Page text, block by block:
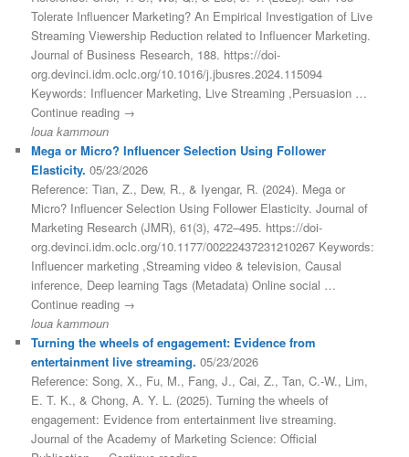
Tolerate Influencer Marketing? An Empirical Investigation of Live
Streaming Viewership Reduction related to Influencer Marketing.
Journal of Business Research, 188. https://doi-
org.devinci.idm.oclc.org/10.1016/j.jbusres.2024.115094
Keywords: Influencer Marketing, Live Streaming ,Persuasion …
Continue reading →
loua kammoun
Mega or Micro? Influencer Selection Using Follower
Elasticity. 05/23/2026
Reference: Tian, Z., Dew, R., & Iyengar, R. (2024). Mega or
Micro? Influencer Selection Using Follower Elasticity. Journal of
Marketing Research (JMR), 61(3), 472–495. https://doi-
org.devinci.idm.oclc.org/10.1177/00222437231210267 Keywords:
Influencer marketing ,Streaming video & television, Causal
inference, Deep learning Tags (Metadata) Online social …
Continue reading →
loua kammoun
Turning the wheels of engagement: Evidence from
entertainment live streaming. 05/23/2026
Reference: Song, X., Fu, M., Fang, J., Cai, Z., Tan, C.-W., Lim,
E. T. K., & Chong, A. Y. L. (2025). Turning the wheels of
engagement: Evidence from entertainment live streaming.
Journal of the Academy of Marketing Science: Official